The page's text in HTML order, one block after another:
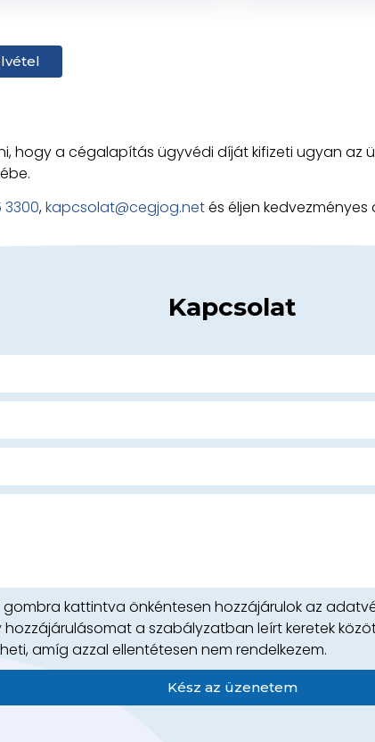
hogy a cégalapítás ügyvédi díját kifizeti ugyan az
3300,kapcsolat@cegjog.netés éljen kedvezményes
Kapcsolat
gombra kattintva önkéntesen hozzájárulok az
hozzájárulásomat a szabályzatban leírt keretek
amíg azzal ellentétesen nem rendelkezem.
Kész az üzenetem